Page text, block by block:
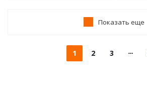
Показать еще
1 2 3